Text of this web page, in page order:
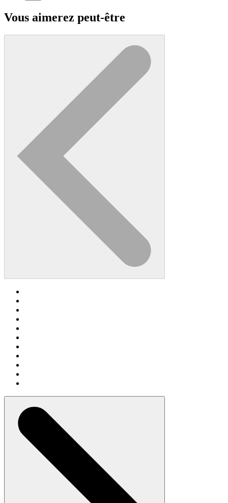
Vous aimerez peut-être